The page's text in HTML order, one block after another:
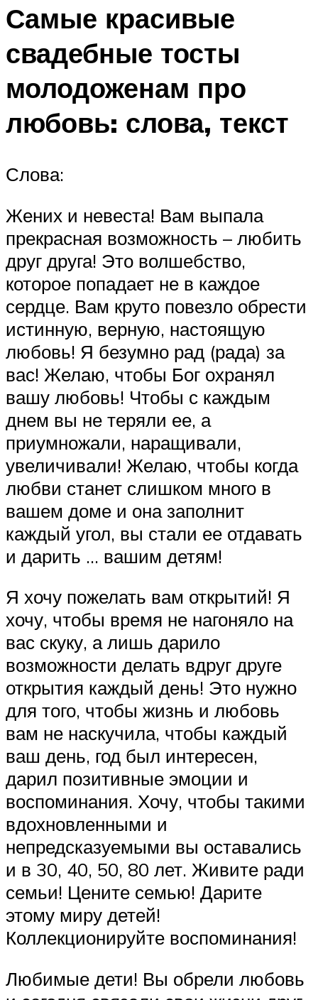
Самые красивые
свадебные тосты
молодоженам про
любовь: слова, текст
Слова:
Жених и невеста! Вам выпала
прекрасная возможность – любить
друг друга! Это волшебство,
которое попадает не в каждое
сердце. Вам круто повезло обрести
истинную, верную, настоящую
любовь! Я безумно рад (рада) за
вас! Желаю, чтобы Бог охранял
вашу любовь! Чтобы с каждым
днем вы не теряли ее, а
приумножали, наращивали,
увеличивали! Желаю, чтобы когда
любви станет слишком много в
вашем доме и она заполнит
каждый угол, вы стали ее отдавать
и дарить … вашим детям!
Я хочу пожелать вам открытий! Я
хочу, чтобы время не нагоняло на
вас скуку, а лишь дарило
возможности делать вдруг друге
открытия каждый день! Это нужно
для того, чтобы жизнь и любовь
вам не наскучила, чтобы каждый
ваш день, год был интересен,
дарил позитивные эмоции и
воспоминания. Хочу, чтобы такими
вдохновленными и
непредсказуемыми вы оставались
и в 30, 40, 50, 80 лет. Живите ради
семьи! Цените семью! Дарите
этому миру детей!
Коллекционируйте воспоминания!
Любимые дети! Вы обрели любовь